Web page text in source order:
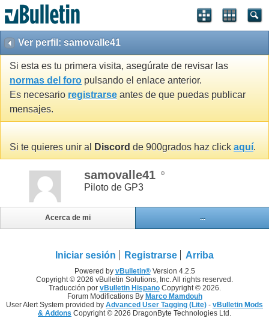
Ver perfil: samovalle41
Si esta es tu primera visita, asegúrate de revisar las
normas del foro pulsando el enlace anterior.
Es necesario registrarse antes de que puedas publicar
mensajes.
Si te quieres unir al Discord de 900grados haz click aquí.
samovalle41
Piloto de GP3
Acerca de mi ...
Iniciar sesión Registrarse Arriba
Powered by vBulletin®Version 4.2.5
Copyright © 2026 vBulletin Solutions, Inc. All rights reserved.
Traducción por vBulletin HispanoCopyright © 2026.
Forum Modifications By Marco Mamdouh
User Alert System provided by Advanced User Tagging (Lite) - vBulletin Mods
& Addons Copyright © 2026 DragonByte Technologies Ltd.